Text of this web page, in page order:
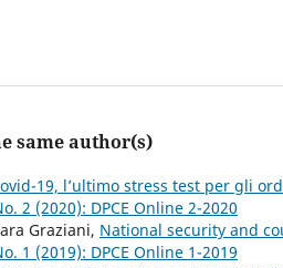
same author(s)
19, l’ultimo stress test per gli
2 (2020): DPCE Online 2-2020
Graziani, National security and
1 (2019): DPCE Online 1-2019